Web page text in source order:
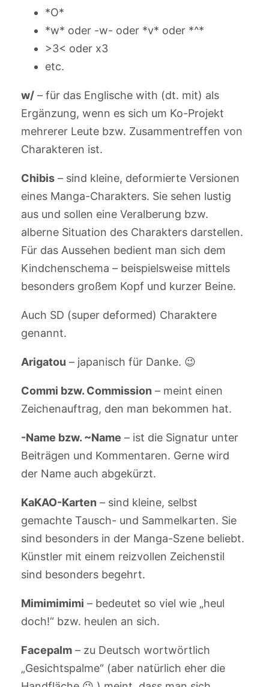
*O*
*w* oder -w- oder *v* oder *^*
>3< oder x3
etc.
w/– für das Englische with (dt. mit) als
Ergänzung, wenn es sich um Ko-Projekt
mehrerer Leute bzw. Zusammentreffen von
Charakteren ist.
Chibis– sind kleine, deformierte Versionen
eines Manga-Charakters. Sie sehen lustig
aus und sollen eine Veralberung bzw.
alberne Situation des Charakters darstellen.
Für das Aussehen bedient man sich dem
Kindchenschema – beispielsweise mittels
besonders großem Kopf und kurzer Beine.
Auch SD (super deformed) Charaktere
genannt.
Arigatou – japanisch für Danke. 😉
Commi bzw. Commission – meint einen
Zeichenauftrag, den man bekommen hat.
-Name bzw. ~Name – ist die Signatur unter
Beiträgen und Kommentaren. Gerne wird
der Name auch abgekürzt.
KaKAO-Karten – sind kleine, selbst
gemachte Tausch- und Sammelkarten. Sie
sind besonders in der Manga-Szene beliebt.
Künstler mit einem reizvollen Zeichenstil
sind besonders begehrt.
Mimimimimi – bedeutet so viel wie „heul
doch!“ bzw. heulen an sich.
Facepalm– zu Deutsch wortwörtlich
„Gesichtspalme“ (aber natürlich eher die